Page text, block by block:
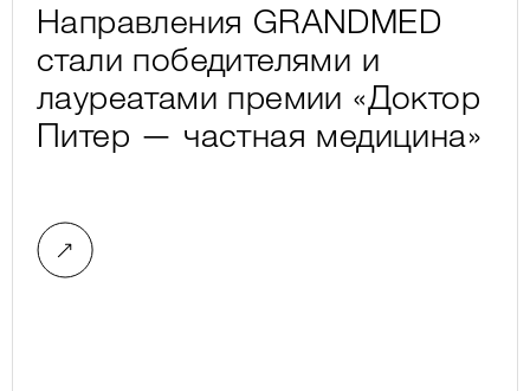
Направления GRANDMED
стали победителями и
лауреатами премии «Доктор
Питер — частная медицина»